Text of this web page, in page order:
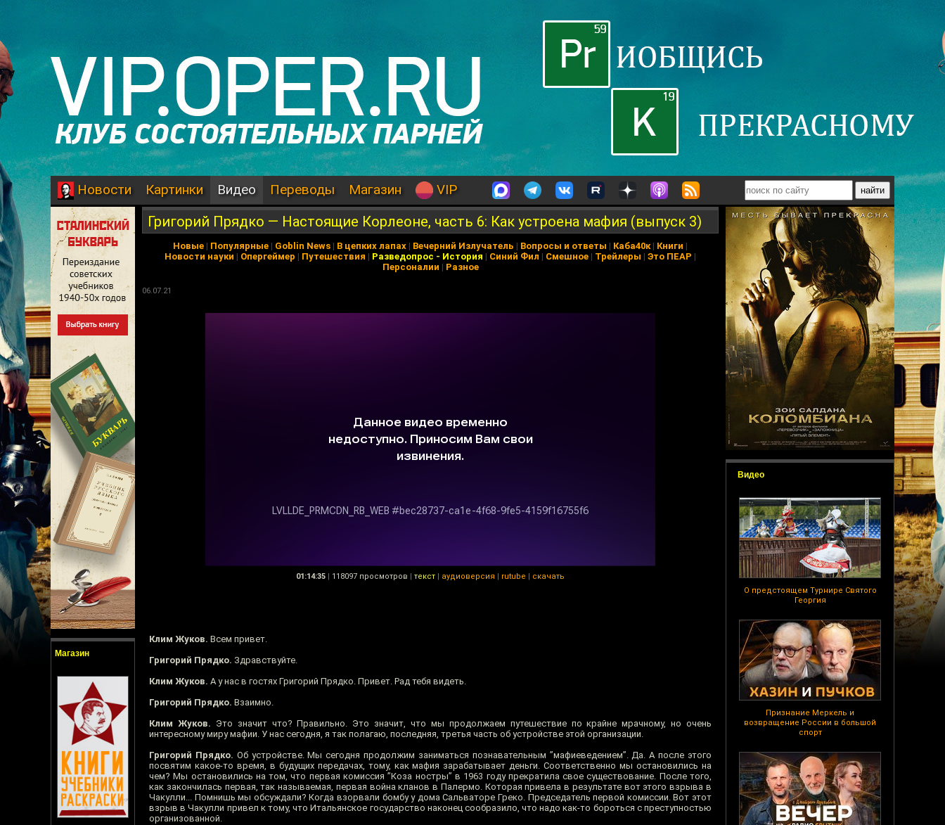
Новости Картинки Видео Переводы Магазин VIP
Магазин
Видео
О предстоящем Турнире Святого
Георгия
Признание Меркель и
возвращение России в большой
спорт
Григорий Прядко — Настоящие Корлеоне, часть 6: Как устроена мафия (выпуск 3)
Новые | Популярные | Goblin News | В цепких лапах | Вечерний Излучатель | Вопросы и ответы | Каба40к| Книги |
Новости науки | Опергеймер | Путешествия | Разведопрос - История | Синий Фил | Смешное | Трейлеры | Это ПЕАР |
Персоналии | Разное
06.07.21
01:14:35 | 118097 просмотров | текст | аудиоверсия | rutube | скачать
Клим Жуков. Всем привет.
Григорий Прядко. Здравствуйте.
Клим Жуков. А у нас в гостях Григорий Прядко. Привет. Рад тебя видеть.
Григорий Прядко. Взаимно.
Клим Жуков. Это значит что? Правильно. Это значит, что мы продолжаем путешествие по крайне мрачному, но очень
интересному миру мафии. У нас сегодня, я так полагаю, последняя, третья часть об устройстве этой организации.
Григорий Прядко. Об устройстве. Мы сегодня продолжим заниматься познавательным ”мафиеведением”. Да. А после этого
посвятим какое-то время, в будущих передачах, тому, как мафия зарабатывает деньги. Соответственно мы остановились на
чем? Мы остановились на том, что первая комиссия ”Коза ностры” в 1963 году прекратила свое существование. После того,
как закончилась первая, так называемая, первая война кланов в Палермо. Которая привела в результате вот этого взрыва в
Чакулли... Помнишь мы обсуждали? Когда взорвали бомбу у дома Сальваторе Греко. Председатель первой комиссии. Вот этот
взрыв в Чакулли привел к тому, что Итальянское государство наконец сообразило, что надо как-то бороться с преступностью
организованной.